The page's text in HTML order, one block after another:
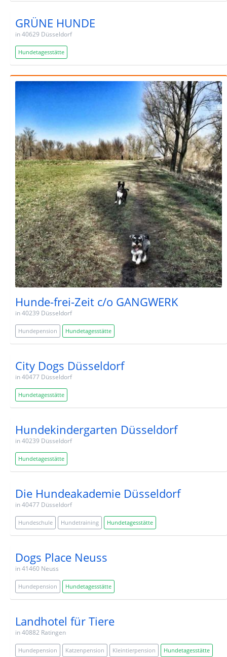
GRÜNE HUNDE
in 40629 Düsseldorf
Hundetagesstätte
Hunde-frei-Zeit c/o GANGWERK
in 40239 Düsseldorf
Hundepension Hundetagesstätte
City Dogs Düsseldorf
in 40477 Düsseldorf
Hundetagesstätte
Hundekindergarten Düsseldorf
in 40239 Düsseldorf
Hundetagesstätte
Die Hundeakademie Düsseldorf
in 40477 Düsseldorf
Hundeschule Hundetraining Hundetagesstätte
Dogs Place Neuss
in 41460 Neuss
Hundepension Hundetagesstätte
Landhotel für Tiere
in 40882 Ratingen
Hundepension Katzenpension Kleintierpension Hundetagesstätte